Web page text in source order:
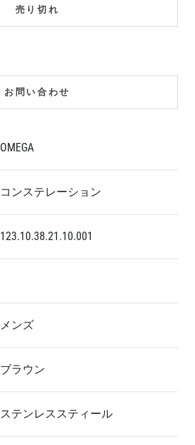
売り切れ
お問い合わせ
OMEGA
コンステレーション
123.10.38.21.10.001
メンズ
ブラウン
ステンレススティール